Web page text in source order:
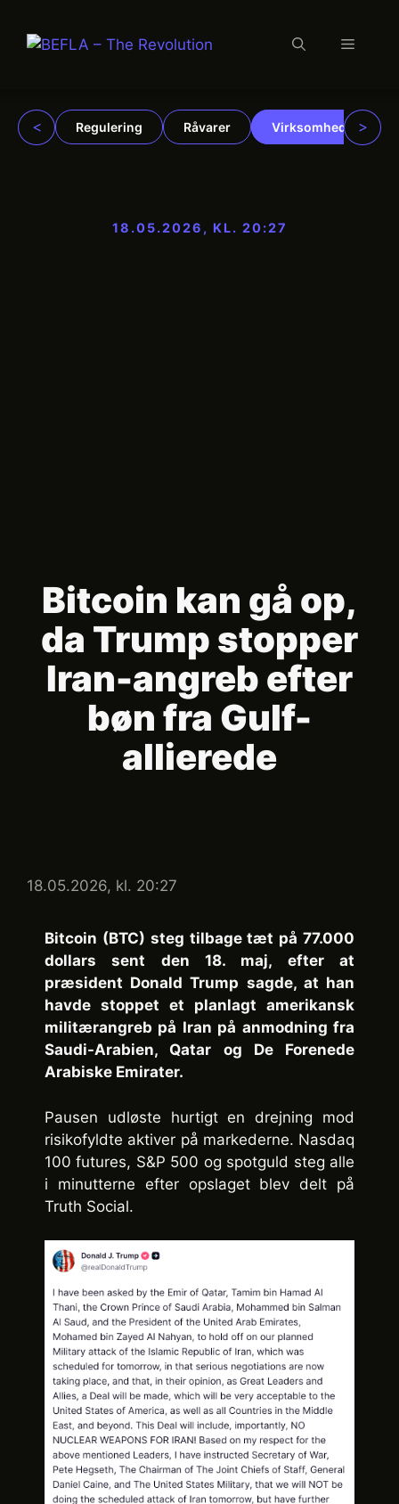
indhold
Menu
< Regulering Råvarer Virksomheder >
18.05.2026, KL. 20:27
Bitcoin kan gå op,
da Trump stopper
Iran-angreb efter
bøn fra Gulf-
allierede
18.05.2026, kl. 20:27
Bitcoin (BTC) steg tilbage tæt på 77.000
dollars sent den 18. maj, efter at
præsident Donald Trump sagde, at han
havde stoppet et planlagt amerikansk
militærangreb på Iran på anmodning fra
Saudi-Arabien, Qatar og De Forenede
Arabiske Emirater.
Pausen udløste hurtigt en drejning mod
risikofyldte aktiver på markederne. Nasdaq
100 futures, S&P 500 og spotguld steg alle
i minutterne efter opslaget blev delt på
Truth Social.